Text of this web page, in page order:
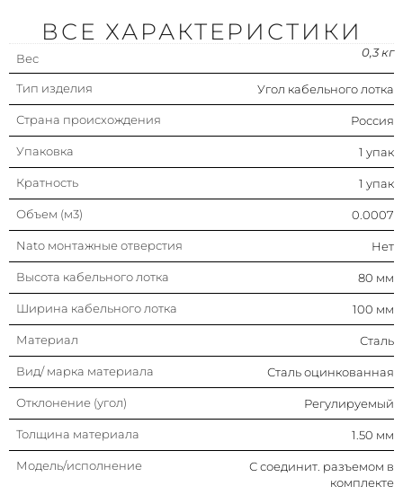
покрытие
Подходит для обеспеч.
(огнестойкость)
Исполнение для больших
расстояний (усиленный)
Нет
Нержавеющая сталь травлёная Нет
Изменение направления Горизонтальн.
Исполнение изгиба Плавный изгиб
С крышкой Нет
ВСЕ ХАРАКТЕРИСТИКИ
Вес 0,3 кг
Тип изделия Угол кабельного лотка
Страна происхождения Россия
Упаковка 1 упак
Кратность 1 упак
Объем (м3) 0.0007
Nato монтажные отверстия Нет
Высота кабельного лотка 80 мм
Ширина кабельного лотка 100 мм
Материал Сталь
Вид/ марка материала Сталь оцинкованная
Отклонение (угол) Регулируемый
Толщина материала 1.50 мм
Модель/исполнение
С соединит. разъемом в
комплекте